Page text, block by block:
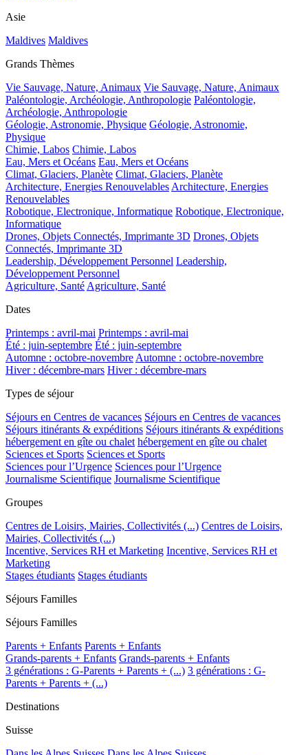
Asie
Maldives Maldives
Grands Thèmes
Vie Sauvage, Nature, Animaux Vie Sauvage, Nature, Animaux
Paléontologie, Archéologie, Anthropologie Paléontologie,
Archéologie, Anthropologie
Géologie, Astronomie, Physique Géologie, Astronomie,
Physique
Chimie, Labos Chimie, Labos
Eau, Mers et Océans Eau, Mers et Océans
Climat, Glaciers, Planète Climat, Glaciers, Planète
Architecture, Energies Renouvelables Architecture, Energies
Renouvelables
Robotique, Electronique, Informatique Robotique, Electronique,
Informatique
Drones, Objets Connectés, Imprimante 3D Drones, Objets
Connectés, Imprimante 3D
Leadership, Développement Personnel Leadership,
Développement Personnel
Agriculture, Santé Agriculture, Santé
Dates
Printemps : avril-mai Printemps : avril-mai
Été : juin-septembre Été : juin-septembre
Automne : octobre-novembre Automne : octobre-novembre
Hiver : décembre-mars Hiver : décembre-mars
Types de séjour
Séjours en Centres de vacances Séjours en Centres de vacances
Séjours itinérants & expéditions Séjours itinérants & expéditions
hébergement en gîte ou chalet hébergement en gîte ou chalet
Sciences et Sports Sciences et Sports
Sciences pour l’Urgence Sciences pour l’Urgence
Journalisme Scientifique Journalisme Scientifique
Groupes
Centres de Loisirs, Mairies, Collectivités (...) Centres de Loisirs,
Mairies, Collectivités (...)
Incentive, Services RH et Marketing Incentive, Services RH et
Marketing
Stages étudiants Stages étudiants
Séjours Familles
Séjours Familles
Parents + Enfants Parents + Enfants
Grands-parents + Enfants Grands-parents + Enfants
3 générations : G-Parents + Parents + (...) 3 générations : G-
Parents + Parents + (...)
Destinations
Suisse